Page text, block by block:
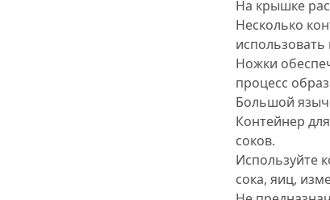
На крышке
Несколько
Ножки
процесс
Большой
Контейнер
соков.
Используйте
сока, яиц,